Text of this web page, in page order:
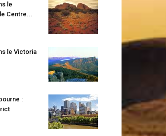
le
Centre...
le Victoria
: